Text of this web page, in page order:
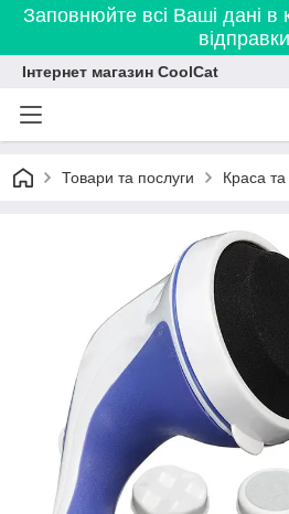
Заповнюйте всі Ваші дані в
Інтернет магазин CoolCat
Товари та послуги Краса